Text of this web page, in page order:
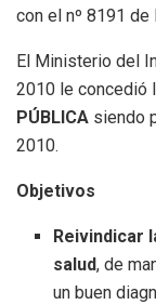
con el nº 8191 de
El Ministerio del
2010 le concedió
PÚBLICA siendo
2010.
Objetivos
Reivindicar
salud, de
un buen